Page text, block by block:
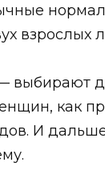
взрослых
выбирают
как
И